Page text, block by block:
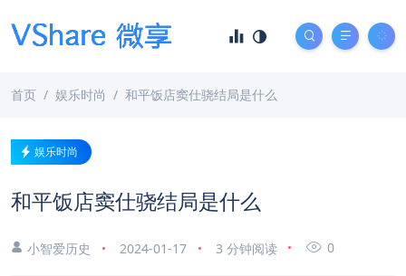
首页 娱乐时尚 和平饭店窦仕骁结局是什么
娱乐时尚
和平饭店窦仕骁结局是什么
小智爱历史 2024-01-17 3 分钟阅读 0